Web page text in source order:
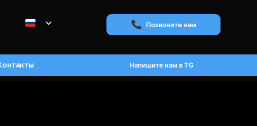
Позвоните нам
Напишите нам в TG